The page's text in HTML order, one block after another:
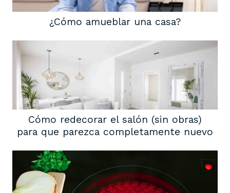
¿Cómo amueblar una casa?
Cómo redecorar el salón (sin obras)
para que parezca completamente nuevo